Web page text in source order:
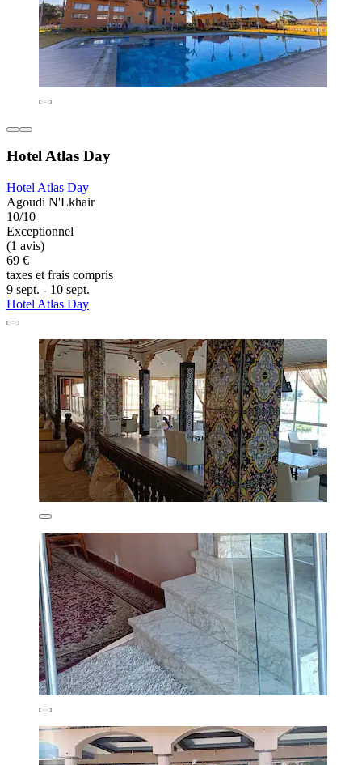
Hotel Atlas Day
Hotel Atlas Day
Agoudi N'Lkhair
10/10
Exceptionnel
(1 avis)
69 €
taxes et frais compris
9 sept. - 10 sept.
Hotel Atlas Day